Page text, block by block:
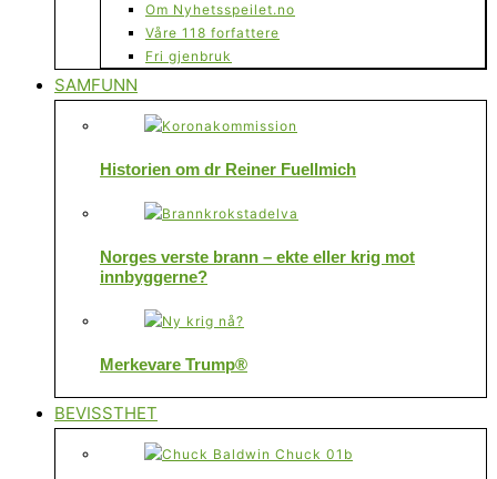
Om Nyhetsspeilet.no
Våre 118 forfattere
Fri gjenbruk
SAMFUNN
Historien om dr Reiner Fuellmich
Norges verste brann – ekte eller krig mot
innbyggerne?
Merkevare Trump®
BEVISSTHET